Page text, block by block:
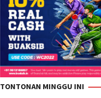
TONTONAN MINGGU INI